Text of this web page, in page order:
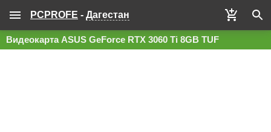
PCPROFE - Дагестан
Видеокарта ASUS GeForce RTX 3060 Ti 8GB TUF